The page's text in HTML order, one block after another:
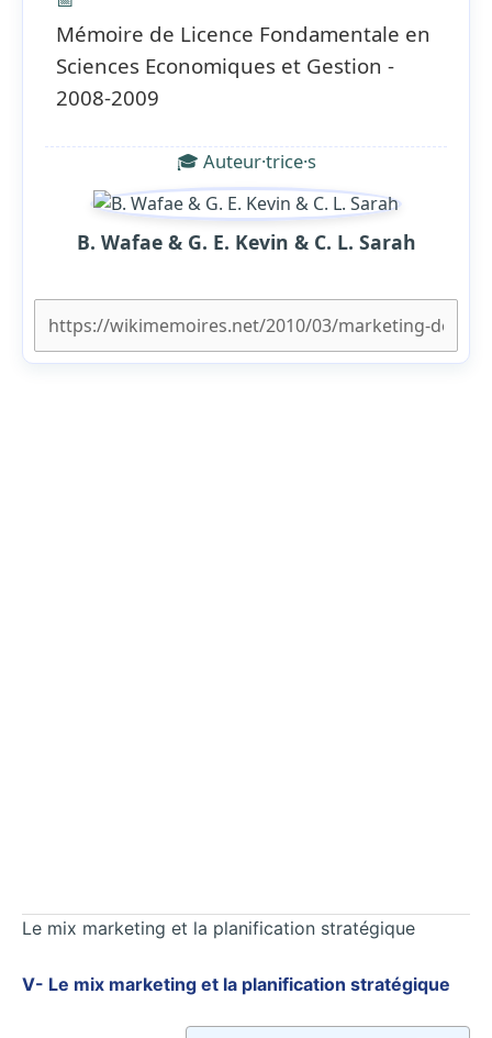
Mémoire de Licence Fondamentale en
Sciences Economiques et Gestion -
2008-2009
🎓 Auteur·trice·s
B. Wafae & G. E. Kevin & C. L. Sarah
Le mix marketing et la planification stratégique
V- Le mix marketing et la planification stratégique